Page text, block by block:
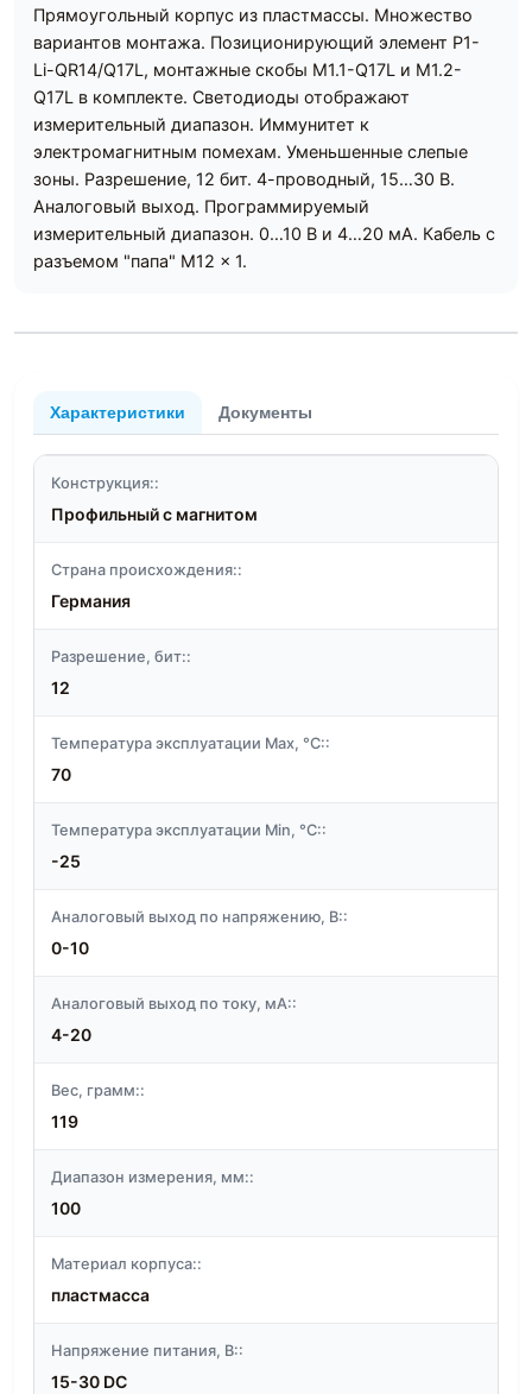
Прямоугольный корпус из пластмассы. Множество
вариантов монтажа. Позиционирующий элемент P1-
Li-QR14/Q17L, монтажные скобы M1.1-Q17L и M1.2-
Q17L в комплекте. Светодиоды отображают
измерительный диапазон. Иммунитет к
электромагнитным помехам. Уменьшенные слепые
зоны. Разрешение, 12 бит. 4-проводный, 15…30 В.
Аналоговый выход. Программируемый
измерительный диапазон. 0…10 В и 4…20 мA. Кабель с
разъемом "папа" M12 x 1.
Характеристики Документы
Конструкция::
Профильный с магнитом
Страна происхождения::
Германия
Разрешение, бит::
12
Температура эксплуатации Max, °C::
70
Температура эксплуатации Min, °C::
-25
Аналоговый выход по напряжению, В::
0-10
Аналоговый выход по току, мА::
4-20
Вес, грамм::
119
Диапазон измерения, мм::
100
Материал корпуса::
пластмасса
Напряжение питания, В::
15-30 DC